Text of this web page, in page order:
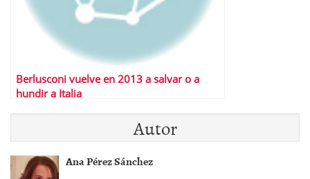
Berlusconi vuelve en 2013 a salvar o a
hundir a Italia
Autor
Ana Pérez Sánchez